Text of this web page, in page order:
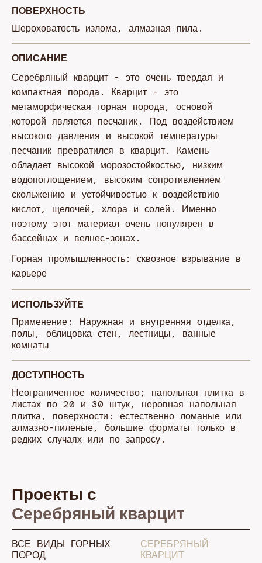
ПОВЕРХНОСТЬ
Шероховатость излома, алмазная пила.
ОПИСАНИЕ
Серебряный кварцит - это очень твердая и
компактная порода. Кварцит - это
метаморфическая горная порода, основой
которой является песчаник. Под воздействием
высокого давления и высокой температуры
песчаник превратился в кварцит. Камень
обладает высокой морозостойкостью, низким
водопоглощением, высоким сопротивлением
скольжению и устойчивостью к воздействию
кислот, щелочей, хлора и солей. Именно
поэтому этот материал очень популярен в
бассейнах и велнес-зонах.
Горная промышленность: сквозное взрывание в
карьере
ИСПОЛЬЗУЙТЕ
Применение: Наружная и внутренняя отделка,
полы, облицовка стен, лестницы, ванные
комнаты
ДОСТУПНОСТЬ
Неограниченное количество; напольная плитка в
листах по 20 и 30 штук, неровная напольная
плитка, поверхности: естественно ломаные или
алмазно-пиленые, большие форматы только в
редких случаях или по запросу.
Проекты с
Серебряный кварцит
ВСЕ ВИДЫ ГОРНЫХ
ПОРОД
СЕРЕБРЯНЫЙ
КВАРЦИТ